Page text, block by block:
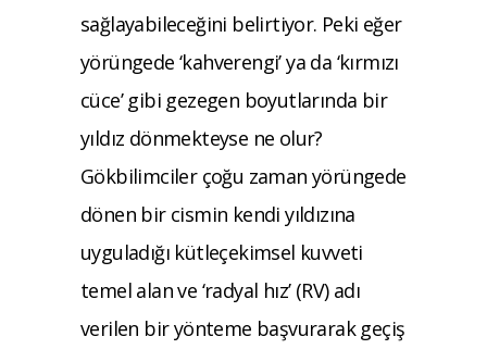
sağlayabileceğini belirtiyor. Peki eğer
yörüngede ‘kahverengi’ ya da ‘kırmızı
cüce’ gibi gezegen boyutlarında bir
yıldız dönmekteyse ne olur?
Gökbilimciler çoğu zaman yörüngede
dönen bir cismin kendi yıldızına
uyguladığı kütleçekimsel kuvveti
temel alan ve ‘radyal hız’ (RV) adı
verilen bir yönteme başvurarak geçiş